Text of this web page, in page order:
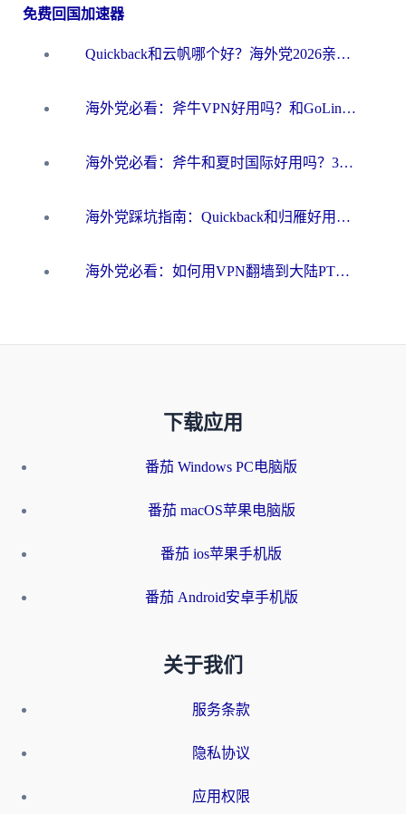
免费回国加速器
Quickback和云帆哪个好？海外党2026亲测指南：选对加速器大陆工具，无缝刷国内剧玩国服
海外党必看：斧牛VPN好用吗？和GoLinkVPN对比哪个回国效果更好？
海外党必看：斧牛和夏时国际好用吗？3步选对回国加速器，无缝刷国内资源
海外党踩坑指南：Quickback和归雁好用吗？选对加速器才能无缝刷国内资源
海外党必看：如何用VPN翻墙到大陆PTT？一篇解决你所有回国加速痛点
下载应用
番茄 Windows PC电脑版
番茄 macOS苹果电脑版
番茄 ios苹果手机版
番茄 Android安卓手机版
关于我们
服务条款
隐私协议
应用权限